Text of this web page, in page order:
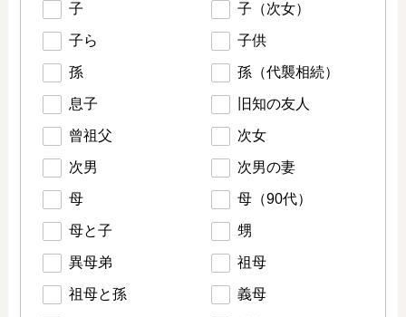
子 子（次女）
子ら 子供
孫 孫（代襲相続）
息子 旧知の友人
曾祖父 次女
次男 次男の妻
母 母（90代）
母と子 甥
異母弟 祖母
祖母と孫 義母